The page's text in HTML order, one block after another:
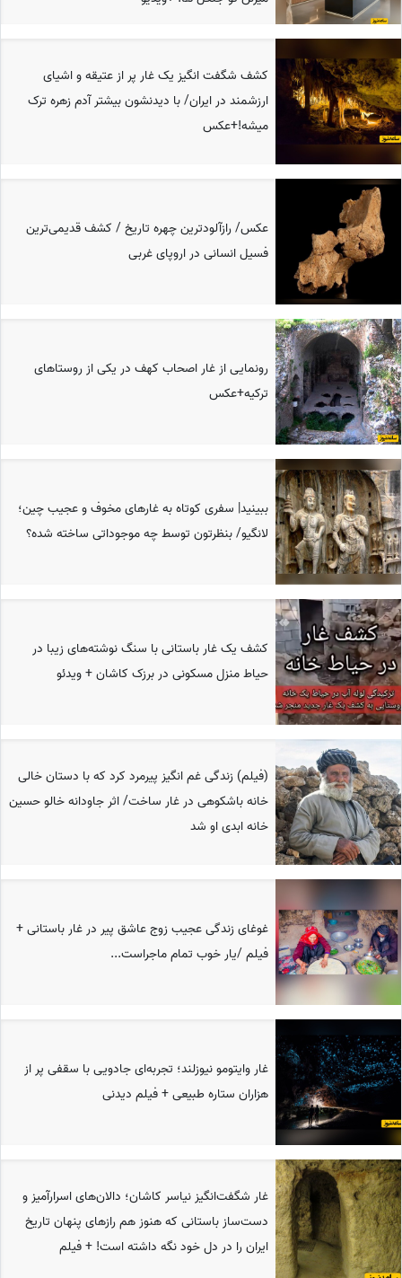
کشف شگفت انگیز یک غار پر از عتیقه و اشیای
ارزشمند در ایران/ با دیدنشون بیشتر آدم زهره ترک
میشه!+عکس
عکس/ رازآلودترین چهره تاریخ / کشف قدیمی‌ترین
فسیل انسانی در اروپای غربی
رونمایی از غار اصحاب کهف در یکی از روستاهای
ترکیه+عکس
ببینید| سفری کوتاه به غارهای مخوف و عجیب چین؛
لانگیو/ بنظرتون توسط چه موجوداتی ساخته شده؟
کشف یک غار باستانی با سنگ نوشته‌های زیبا در
حیاط منزل مسکونی در برزک کاشان + ویدئو
(فیلم) زندگی غم انگیز پیرمرد کرد که با دستان خالی
خانه باشکوهی در غار ساخت/ اثر جاودانه خالو حسین
خانه ابدی او شد
غوغای زندگی عجیب زوج عاشق پیر در غار باستانی +
فیلم /یار خوب تمام ماجراست...
غار وایتومو نیوزلند؛ تجربه‌ای جادویی با سقفی پر از
هزاران ستاره طبیعی + فیلم دیدنی
غار شگفت‌انگیز نیاسر کاشان؛ دالان‌های اسرارآمیز و
دست‌ساز باستانی که هنوز هم رازهای پنهان تاریخ
ایران را در دل خود نگه داشته است! + فیلم